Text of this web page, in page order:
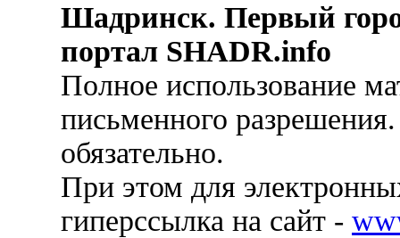
Шадринск. Первый
портал SHADR.info
Полное использование
письменного
обязательно.
При этом для
гиперссылка на сайт -